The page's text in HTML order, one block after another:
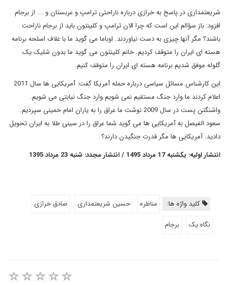
شریعتمداری در پاسخ به خرازی درباره ناراحتی ترامپ و عربستان و ... از برجام
افزود: باز سؤالم این است که چرا الان ترامپ و کلینتون باید از برجام ناراحت
باشند؟ مگر آنها چیزی به دست نیاوردند. اوباما می گوید ما با غلاف اسلحه برنامه
هسته ای ایران را متوقف کردیم. خانم کلینتون می گوید ما بدون شلیک یک
گلوله موفق شدیم برنامه هسته ای ایران را متوقف کنیم.
این کارشناس مسائل سیاسی درباره حمله آمریکا گفت: آمریکایی ها سال 2011
اعلام کردند ما وارد جنگ مستقیم نمی شویم وارد جنگ نیابتی می شویم.
واشنگتن پست در سال 2009 نوشت ما عراق را به یاران امام خمینی سپردیم.
سعود الفیصل به آمریکایی ها می گوید شما عراق را در سینی طلا به ایران تحویل
دادید. آمریکایی ها مگر قدرت جنگیدن دارند؟
انتشار اولیه: یکشنبه 17 مرداد 1495 / انتشار مجدد: شنبه 23 مرداد 1395
کلید واژه ها: مناظره حسین شریعتمداری
صادق خرازی
نگاه یک
برجام